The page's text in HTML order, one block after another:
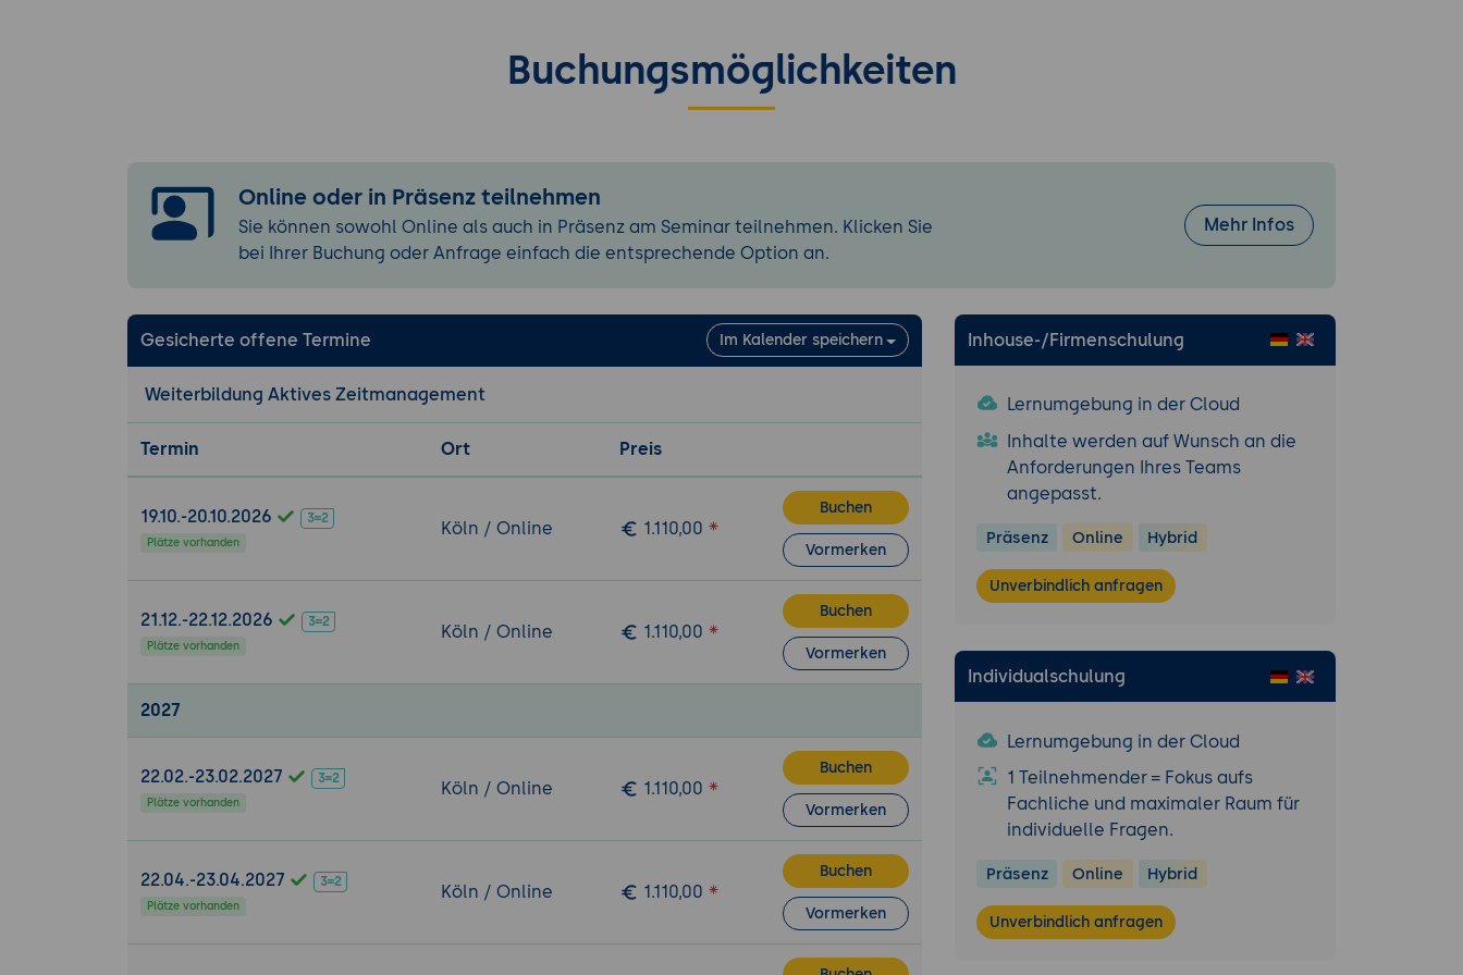
Buchungsmöglichkeiten
Online oder in Präsenz teilnehmen
Sie können sowohl Online als auch in Präsenz am Seminar teilnehmen. Klicken Sie
bei Ihrer Buchung oder Anfrage einfach die entsprechende Option an.
Mehr Infos
Gesicherte offene Termine Im Kalender speichern
Weiterbildung Aktives Zeitmanagement
Termin Ort Preis
19.10.-20.10.2026
Plätze vorhanden
Köln / Online 1.110,00
Buchen
Vormerken
21.12.-22.12.2026
Plätze vorhanden
Köln / Online 1.110,00
Buchen
Vormerken
2027
22.02.-23.02.2027
Plätze vorhanden
Köln / Online 1.110,00
Buchen
Vormerken
22.04.-23.04.2027
Plätze vorhanden
Köln / Online 1.110,00
Buchen
Vormerken
Inhouse-/Firmenschulung
Lernumgebung in der Cloud
Inhalte werden auf Wunsch an die
Anforderungen Ihres Teams
angepasst.
Präsenz Online Hybrid
Unverbindlich anfragen
Individualschulung
Lernumgebung in der Cloud
1 Teilnehmender = Fokus aufs
Fachliche und maximaler Raum für
individuelle Fragen.
Präsenz Online Hybrid
Unverbindlich anfragen